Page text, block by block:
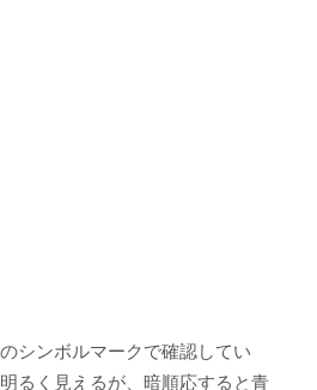
シンボルマークで確認してい
るく見えるが、暗順応すると青